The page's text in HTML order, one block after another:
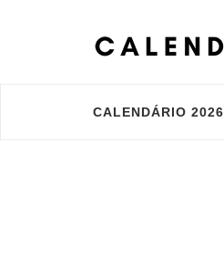
CALENDÁRIO 2026